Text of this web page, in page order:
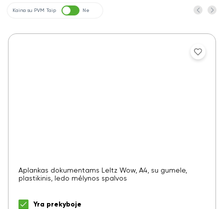
Kaina su PVM Taip Ne
Aplankas dokumentams LeItz Wow, A4, su gumele,
plastikinis, ledo mėlynos spalvos
Yra prekyboje